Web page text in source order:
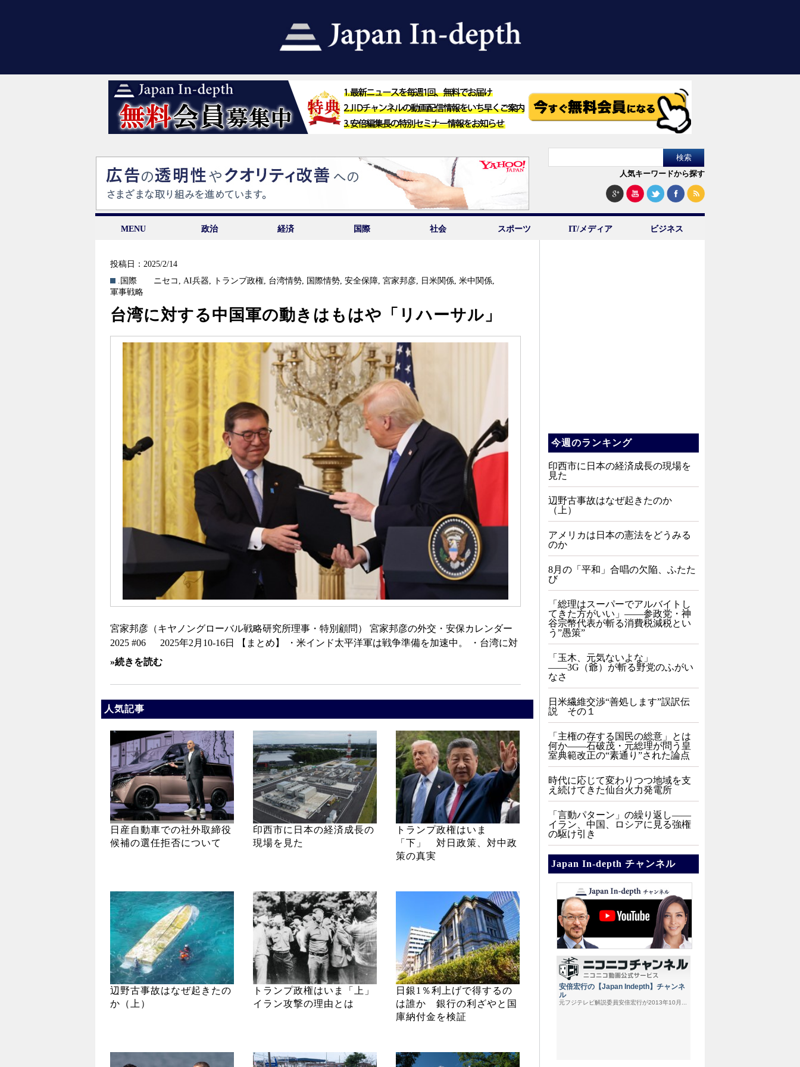
人気キーワードから探す
MENU 政治 経済 国際 社会 スポーツ IT/メディア ビジネス
投稿日：2025/2/14
.国際
ニセコ ,AI兵器, トランプ政権, 台湾情勢, 国際情勢,安全保障,宮家邦彦, 日米関係,米中関係,
軍事戦略
台湾に対する中国軍の動きはもはや「リハーサル」
宮家邦彦（キヤノングローバル戦略研究所理事・特別顧問） 宮家邦彦の外交・安保カレンダー
2025 #06 2025年2月10-16日 【まとめ】 ・米インド太平洋軍は戦争準備を加速中。 ・台湾に対
»続きを読む
人気記事
日産自動車での社外取締役
候補の選任拒否について
印西市に日本の経済成長の
現場を見た
トランプ政権はいま
「下」 対日政策、対中政
策の真実
辺野古事故はなぜ起きたの
か（上）
トランプ政権はいま「上」
イラン攻撃の理由とは
日銀1％利上げで得するの
は誰か 銀行の利ざやと国
庫納付金を検証
今週のランキング
印西市に日本の経済成長の現場を
見た
辺野古事故はなぜ起きたのか
（上）
アメリカは日本の憲法をどうみる
のか
8月の「平和」合唱の欠陥、ふたた
び
「総理はスーパーでアルバイトし
てきた方がいい」――参政党・神
谷宗幣代表が斬る消費税減税とい
う”愚策”
「玉木、元気ないよな」
――3G（爺）が斬る野党のふがい
なさ
日米繊維交渉“善処します”誤訳伝
説 その１
「主権の存する国民の総意」とは
何か――石破茂・元総理が問う皇
室典範改正の“素通り”された論点
時代に応じて変わりつつ地域を支
え続けてきた仙台火力発電所
「言動パターン」の繰り返し――
イラン、中国、ロシアに見る強権
の駆け引き
Japan In-depth チャンネル